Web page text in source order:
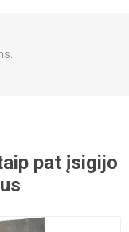
pat įsigijo